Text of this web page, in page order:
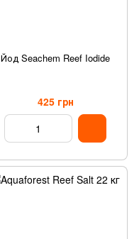
Йод Seachem Reef Iodide
425 грн